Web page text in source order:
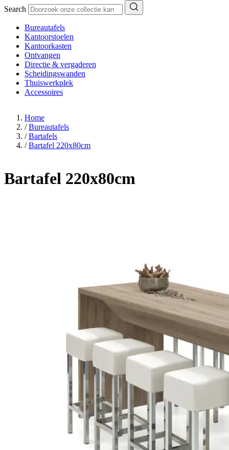
Search
Bureautafels
Kantoorstoelen
Kantoorkasten
Ontvangen
Directie & vergaderen
Scheidingswanden
Thuiswerkplek
Accessoires
Home
/ Bureautafels
/ Bartafels
/ Bartafel 220x80cm
Bartafel 220x80cm